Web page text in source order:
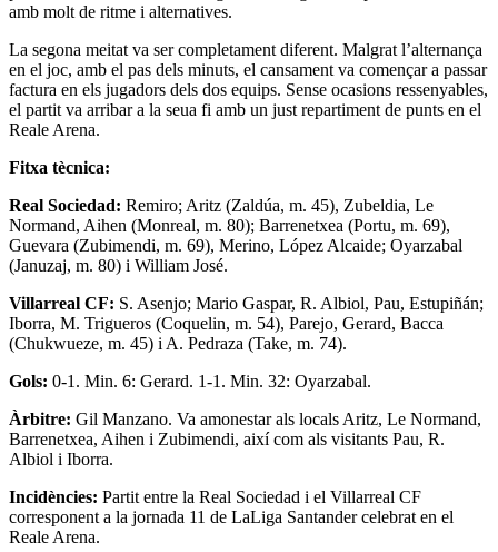
amb molt de ritme i alternatives.
La segona meitat va ser completament diferent. Malgrat l’alternança
en el joc, amb el pas dels minuts, el cansament va començar a passar
factura en els jugadors dels dos equips. Sense ocasions ressenyables,
el partit va arribar a la seua fi amb un just repartiment de punts en el
Reale Arena.
Fitxa tècnica:
Real Sociedad: Remiro; Aritz (Zaldúa, m. 45), Zubeldia, Le
Normand, Aihen (Monreal, m. 80); Barrenetxea (Portu, m. 69),
Guevara (Zubimendi, m. 69), Merino, López Alcaide; Oyarzabal
(Januzaj, m. 80) i William José.
Villarreal CF: S. Asenjo; Mario Gaspar, R. Albiol, Pau, Estupiñán;
Iborra, M. Trigueros (Coquelin, m. 54), Parejo, Gerard, Bacca
(Chukwueze, m. 45) i A. Pedraza (Take, m. 74).
Gols: 0-1. Min. 6: Gerard. 1-1. Min. 32: Oyarzabal.
Àrbitre: Gil Manzano. Va amonestar als locals Aritz, Le Normand,
Barrenetxea, Aihen i Zubimendi, així com als visitants Pau, R.
Albiol i Iborra.
Incidències: Partit entre la Real Sociedad i el Villarreal CF
corresponent a la jornada 11 de LaLiga Santander celebrat en el
Reale Arena.